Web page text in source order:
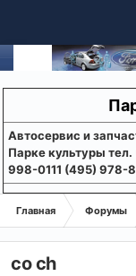
Aвтосервис и
Парке культуры тел.
998-0111 (495) 978-
Главная Форумы
co ch